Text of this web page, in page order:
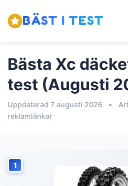
BÄST I TEST
Bästa Xc
test (Augusti
Uppdaterad 7 augusti 2026 •
reklamlänkar
1